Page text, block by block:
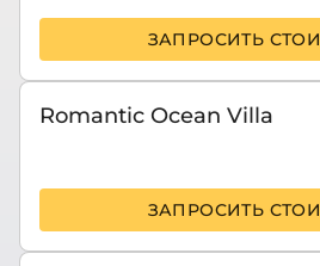
ЗАПРОСИТЬ
Romantic Ocean Villa
ЗАПРОСИТЬ